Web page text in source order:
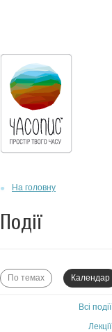
На головну
Події
По темах Календар
Всі події
Лекції